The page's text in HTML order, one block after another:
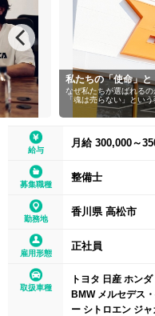
私たちの「使命」と
なぜ私たちが選ばれる
「魂は売らない」とい
給与
月給 300,000～
募集職種
整備士
勤務地
香川県 高松市
雇用形態
正社員
取扱車種
トヨタ 日産 ホン
BMW メルセデス
ー シトロエン ジ